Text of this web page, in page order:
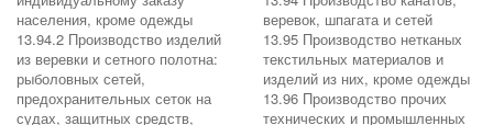
населения, кроме одежды
веревок, шпагата и сетей
13.94.2 Производство изделий
из веревки и сетного полотна:
рыболовных сетей,
предохранительных сеток на
судах, защитных средств,
13.95 Производство нетканых
текстильных материалов и
изделий из них, кроме одежды
13.96 Производство прочих
технических и промышленных